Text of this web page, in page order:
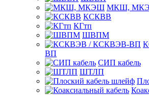
МКШ,
КСКВВ
КГтп
ШВПМ
ВП
СИП кабель
ШТЛП